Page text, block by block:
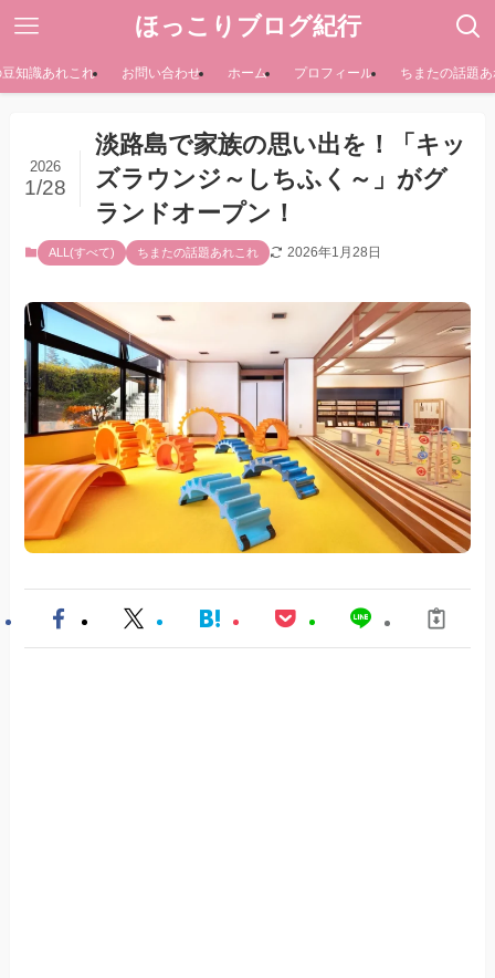
ほっこりブログ紀行
知識あれこれ お問い合わせ ホーム プロフィール ちまたの話題
淡路島で家族の思い出を！「キッ
ズラウンジ～しちふく～」がグ
ランドオープン！
2026
1/28
ALL(すべて) ちまたの話題あれこれ 2026年1月28日